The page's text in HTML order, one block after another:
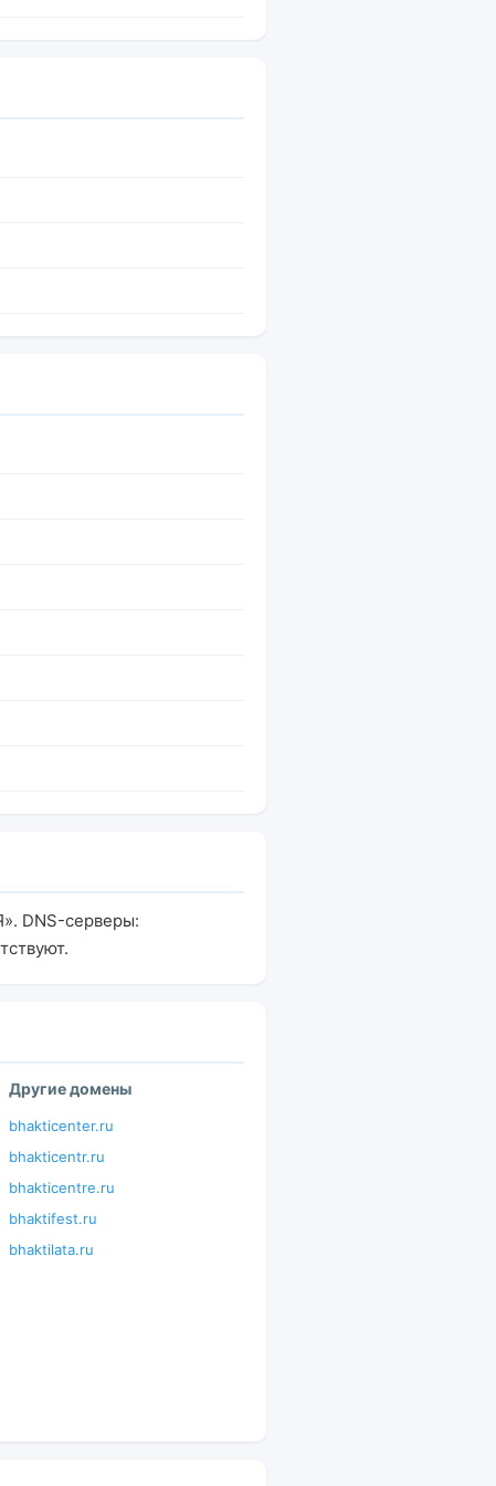
DNS-серверы:
Другие домены
bhakticenter.ru
bhakticentr.ru
bhakticentre.ru
bhaktifest.ru
bhaktilata.ru